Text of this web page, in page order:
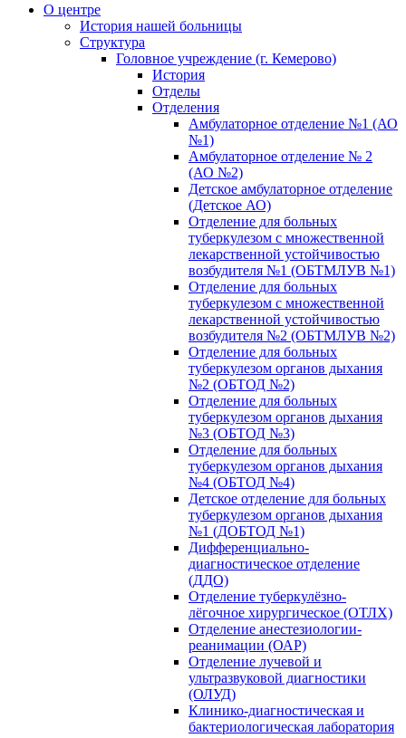
О центре
История нашей больницы
Структура
Головное учреждение (г. Кемерово)
История
Отделы
Отделения
Амбулаторное отделение №1 (АО
№1)
Амбулаторное отделение № 2
(АО №2)
Детское амбулаторное отделение
(Детское АО)
Отделение для больных
туберкулезом с множественной
лекарственной устойчивостью
возбудителя №1 (ОБТМЛУВ №1)
Отделение для больных
туберкулезом с множественной
лекарственной устойчивостью
возбудителя №2 (ОБТМЛУВ №2)
Отделение для больных
туберкулезом органов дыхания
№2 (ОБТОД №2)
Отделение для больных
туберкулезом органов дыхания
№3 (ОБТОД №3)
Отделение для больных
туберкулезом органов дыхания
№4 (ОБТОД №4)
Детское отделение для больных
туберкулезом органов дыхания
№1 (ДОБТОД №1)
Дифференциально-
диагностическое отделение
(ДДО)
Отделение туберкулёзно-
лёгочное хирургическое (ОТЛХ)
Отделение анестезиологии-
реанимации (ОАР)
Отделение лучевой и
ультразвуковой диагностики
(ОЛУД)
Клинико-диагностическая и
бактериологическая лаборатория